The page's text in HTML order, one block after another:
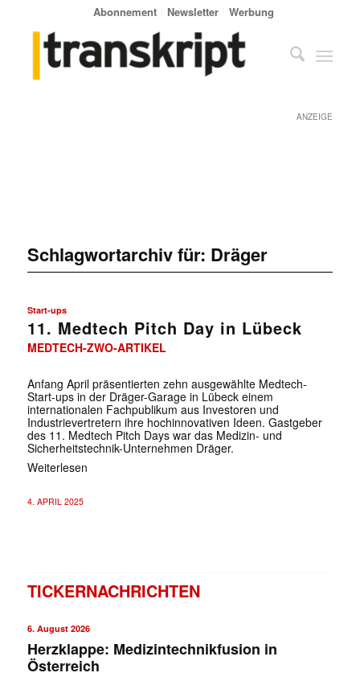
Abonnement Newsletter Werbung
ANZEIGE
Schlagwortarchiv für: Dräger
Start-ups
11. Medtech Pitch Day in Lübeck
MEDTECH-ZWO-ARTIKEL
Anfang April präsentierten zehn ausgewählte Medtech-
Start-ups in der Dräger-Garage in Lübeck einem
internationalen Fachpublikum aus Investoren und
Industrievertretern ihre hochinnovativen Ideen. Gastgeber
des 11. Medtech Pitch Days war das Medizin- und
Sicherheitstechnik-Unternehmen Dräger.
Weiterlesen
4. APRIL 2025
TICKERNACHRICHTEN
6. August 2026
Herzklappe: Medizintechnikfusion in
Österreich